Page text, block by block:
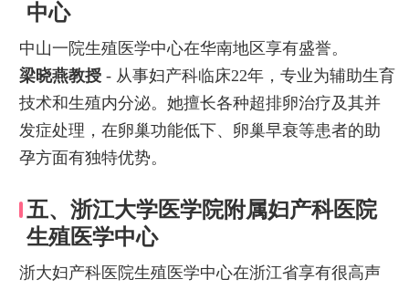
中心
中山一院生殖医学中心在华南地区享有盛誉。
梁晓燕教授- 从事妇产科临床22年，专业为辅助生育
技术和生殖内分泌。她擅长各种超排卵治疗及其并
发症处理，在卵巢功能低下、卵巢早衰等患者的助
孕方面有独特优势。
五、浙江大学医学院附属妇产科医院
生殖医学中心
浙大妇产科医院生殖医学中心在浙江省享有很高声